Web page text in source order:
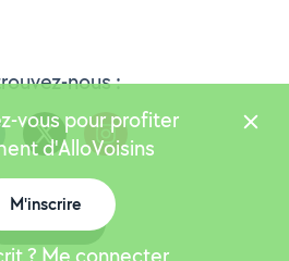
nous :
Version 25.5.3
vous pour profiter
d'AlloVoisins
M'inscrire